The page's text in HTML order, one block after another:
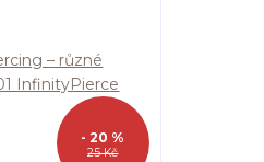
25 Kč
- 20 %